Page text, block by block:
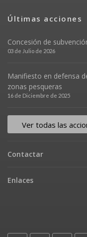
Últimas acciones
Concesión de
03 de Julio de 2026
Manifiesto en defensa
zonas pesqueras
16 de Diciembre de 2025
Ver todas las
Contactar
Enlaces